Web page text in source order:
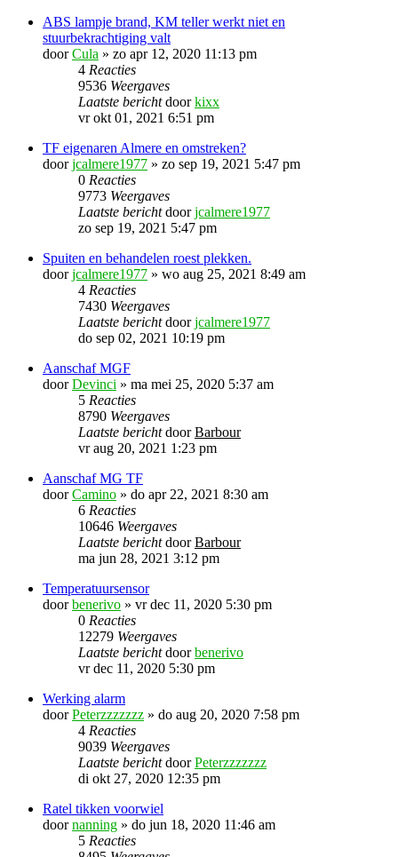
ABS lampje brand, KM teller werkt niet en
stuurbekrachtiging valt
doorCula » zo apr 12, 2020 11:13 pm
4 Reacties
9536 Weergaves
Laatste berichtdoorkixx
vr okt 01, 2021 6:51 pm
TF eigenaren Almere en omstreken?
doorjcalmere1977 » zo sep 19, 2021 5:47 pm
0 Reacties
9773 Weergaves
Laatste berichtdoorjcalmere1977
zo sep 19, 2021 5:47 pm
Spuiten en behandelen roest plekken.
doorjcalmere1977 » wo aug 25, 2021 8:49 am
4 Reacties
7430 Weergaves
Laatste berichtdoorjcalmere1977
do sep 02, 2021 10:19 pm
Aanschaf MGF
doorDevinci » ma mei 25, 2020 5:37 am
5 Reacties
8790 Weergaves
Laatste berichtdoorBarbour
vr aug 20, 2021 1:23 pm
Aanschaf MG TF
doorCamino » do apr 22, 2021 8:30 am
6 Reacties
10646 Weergaves
Laatste berichtdoorBarbour
ma jun 28, 2021 3:12 pm
Temperatuursensor
doorbenerivo » vr dec 11, 2020 5:30 pm
0 Reacties
12279 Weergaves
Laatste berichtdoorbenerivo
vr dec 11, 2020 5:30 pm
Werking alarm
doorPeterzzzzzzz » do aug 20, 2020 7:58 pm
4 Reacties
9039 Weergaves
Laatste berichtdoorPeterzzzzzzz
di okt 27, 2020 12:35 pm
Ratel tikken voorwiel
doornanning » do jun 18, 2020 11:46 am
5 Reacties